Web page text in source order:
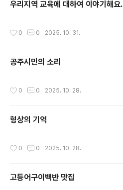
우리지역 교육에 대하여 이야기해요.
0 0 2025. 10. 31.
공주시민의 소리
0 0 2025. 10. 28.
형상의 기억
0 0 2025. 10. 28.
고등어구이백반 맛집